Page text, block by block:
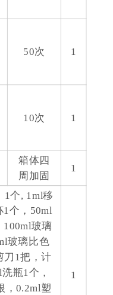
50次 1
10次 1
箱体四
周加固
1
1个, 1ml移
1个，50ml
玻璃
玻璃比色
刀1把，计
瓶1个，
，0.2ml塑
1